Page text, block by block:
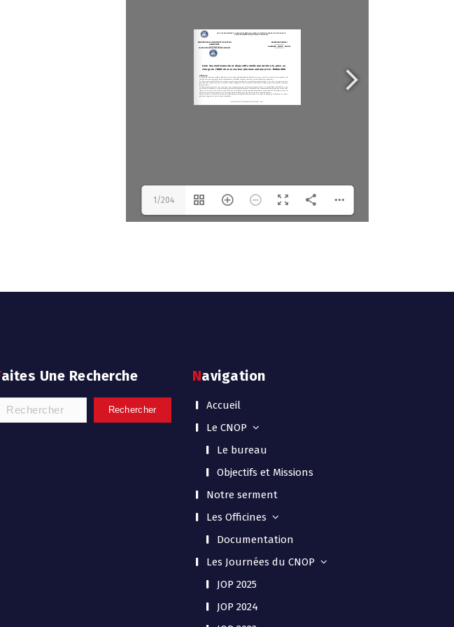
1/204
Faites Une Recherche Navigation
Accueil
Le CNOP
Le bureau
Objectifs et Missions
Notre serment
Les Officines
Documentation
Les Journées du CNOP
JOP 2025
JOP 2024